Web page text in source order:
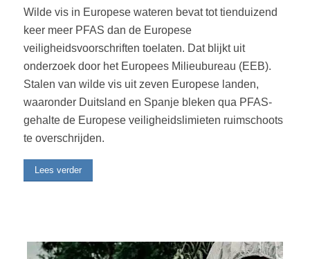
Wilde vis in Europese wateren bevat tot tienduizend
keer meer PFAS dan de Europese
veiligheidsvoorschriften toelaten. Dat blijkt uit
onderzoek door het Europees Milieubureau (EEB).
Stalen van wilde vis uit zeven Europese landen,
waaronder Duitsland en Spanje bleken qua PFAS-
gehalte de Europese veiligheidslimieten ruimschoots
te overschrijden.
Lees verder